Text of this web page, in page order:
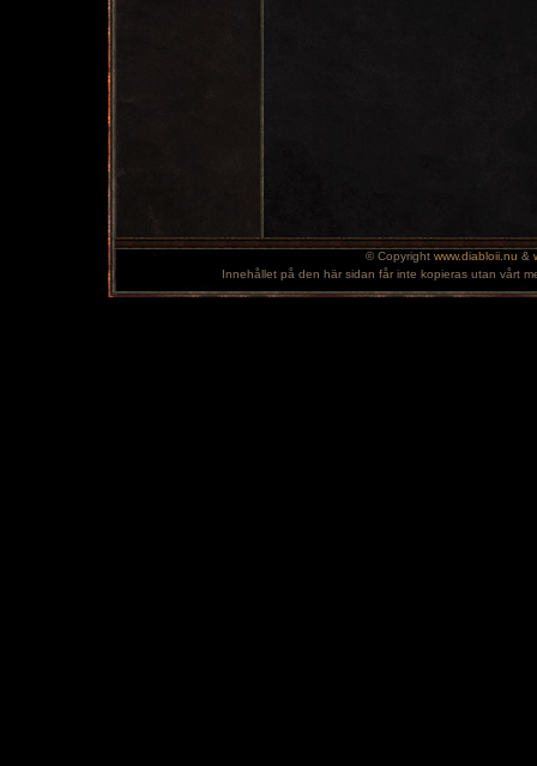
© Copyright www.diabloii.nu &
Innehållet på den här sidan får inte kopieras utan vårt